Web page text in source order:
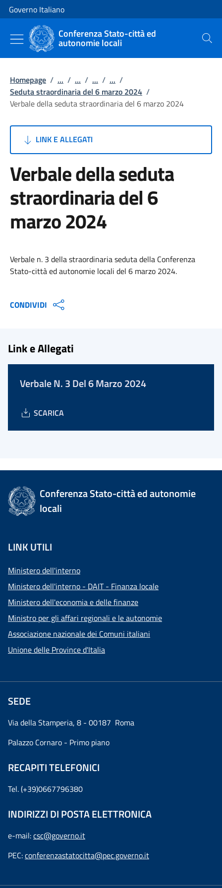
Vai al contenuto
Vai alla navigazione del sito
Governo Italiano
Conferenza Stato-città ed
autonomie locali Cerca
Homepage / ... / ... / ... / ... /
Seduta straordinaria del 6 marzo 2024 /
Verbale della seduta straordinaria del 6 marzo 2024
LINK E ALLEGATI
Verbale della seduta
straordinaria del 6
marzo 2024
Verbale n. 3 della straordinaria seduta della Conferenza
Stato-città ed autonomie locali del 6 marzo 2024.
CONDIVIDI
Link e Allegati
Verbale N. 3 Del 6 Marzo 2024
SCARICA
Conferenza Stato-città ed autonomie
locali
LINK UTILI
Ministero dell'interno
Ministero dell'interno - DAIT - Finanza locale
Ministero dell'economia e delle finanze
Ministro per gli affari regionali e le autonomie
Associazione nazionale dei Comuni italiani
Unione delle Province d'Italia
SEDE
Via della Stamperia, 8 - 00187 Roma
Palazzo Cornaro - Primo piano
RECAPITI TELEFONICI
Tel. (+39)0667796380
INDIRIZZI DI POSTA ELETTRONICA
e-mail:csc@governo.it
PEC:conferenzastatocitta@pec.governo.it